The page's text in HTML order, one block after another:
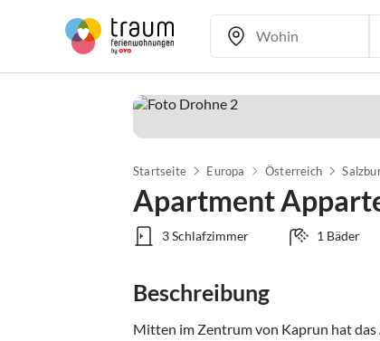
Startseite Europa Österreich
Apartment
3 Schlafzimmer 1 Bäder
Beschreibung
Mitten im Zentrum von Kaprun hat